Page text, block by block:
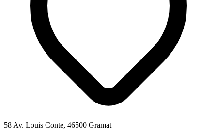
58 Av. Louis Conte, 46500 Gramat